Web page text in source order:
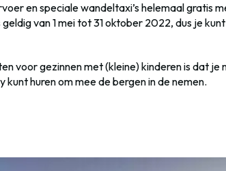
en speciale wandeltaxi’s helemaal gratis
van 1 mei tot 31 oktober 2022, dus je
voor gezinnen met (kleine) kinderen is dat
kunt huren om mee de bergen in de nemen.